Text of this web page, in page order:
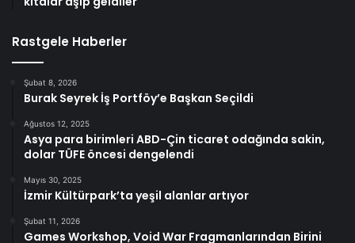
Rastgele Haberler
Şubat 8, 2026
Burak Seyrek İş Portföy’e Başkan Seçildi
Ağustos 12, 2025
Asya para birimleri ABD-Çin ticaret odağında sakin,
dolar TÜFE öncesi dengelendi
Mayıs 30, 2025
İzmir Kültürpark’ta yeşil alanlar artıyor
Şubat 11, 2026
Games Workshop, Void War Fragmanlarından Birini